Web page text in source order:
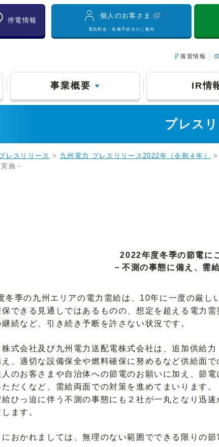
停電情報
個人のお客さま
電気料金・各種手続きのご案内
落雷情報
事業概要 IR情
プレス
レスリリース > 九州電力 プレスリリース2022年（令和４年）
>
施－
2022年度冬季の節電に
－不測の事態に備え、需
季の九州エリアの電力需給は、10年に一度の厳し
できる見通しではあるものの、想定を超える電力
続など、引き続き予断を許さない状況です。
式会社及び九州電力送配電株式会社は、追加供給
え、適切な設備保全や燃料確保に努めるなど供給面
人のお客さまや自治体への節電のお願いに加え、節
だくなど、需給両面での対策を進めてまいります。
ひっ迫に伴う不測の事態にも２社が一丸となり迅
ます。
おかれましては、無理のない範囲でできる限りの節